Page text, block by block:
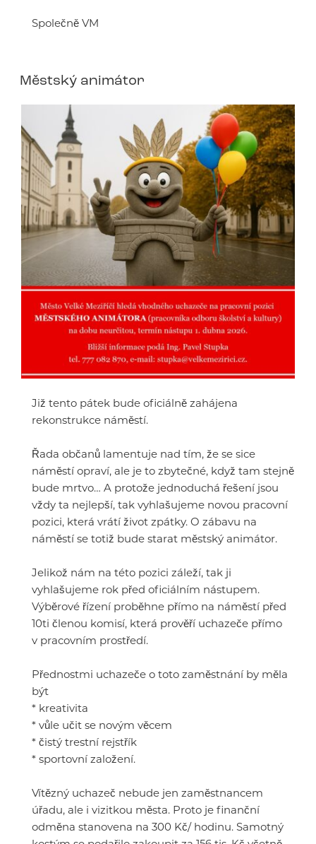
Společně VM
Městský animátor
Již tento pátek bude oficiálně zahájena
rekonstrukce náměstí.
Řada občanů lamentuje nad tím, že se sice
náměstí opraví, ale je to zbytečné, když tam stejně
bude mrtvo… A protože jednoduchá řešení jsou
vždy ta nejlepší, tak vyhlašujeme novou pracovní
pozici, která vrátí život zpátky. O zábavu na
náměstí se totiž bude starat městský animátor.
Jelikož nám na této pozici záleží, tak ji
vyhlašujeme rok před oficiálním nástupem.
Výběrové řízení proběhne přímo na náměstí před
10ti členou komisí, která prověří uchazeče přímo
v pracovním prostředí.
Přednostmi uchazeče o toto zaměstnání by měla
být
* kreativita
* vůle učit se novým věcem
* čistý trestní rejstřík
* sportovní založení.
Vítězný uchazeč nebude jen zaměstnancem
úřadu, ale i vizitkou města. Proto je finanční
odměna stanovena na 300 Kč/ hodinu. Samotný